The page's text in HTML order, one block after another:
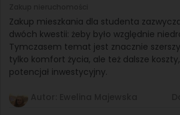
Zakup mieszkania dla studenta
dwóch kwestii: żeby było względnie
Tymczasem temat jest znacznie
tylko komfort życia, ale też dalsze
potencjał inwestycyjny.